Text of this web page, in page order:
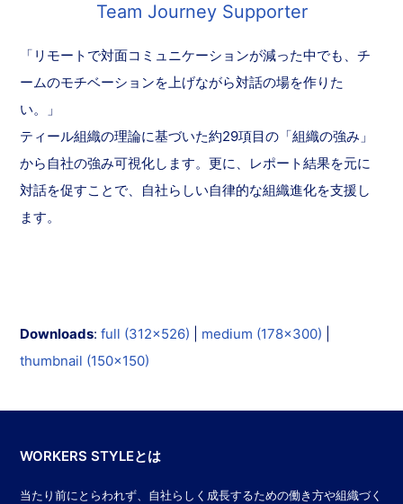
Team Journey Supporter
「リモートで対面コミュニケーションが減った中でも、チ
ームのモチベーションを上げながら対話の場を作りた
い。」
ティール組織の理論に基づいた約29項目の「組織の強み」
から自社の強み可視化します。更に、レポート結果を元に
対話を促すことで、自社らしい自律的な組織進化を支援し
ます。
Downloads:full (312x526) medium (178x300)
thumbnail (150x150)
WORKERS STYLEとは
当たり前にとらわれず、自社らしく成長するための働き方や組織づく